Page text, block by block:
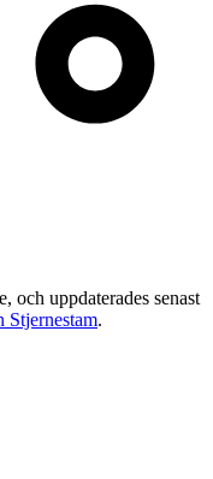
och uppdaterades senast
Stjernestam.